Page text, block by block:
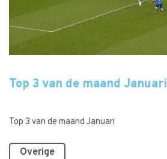
Top 3 van de maand Januari
Top 3 van de maand Januari
Overige